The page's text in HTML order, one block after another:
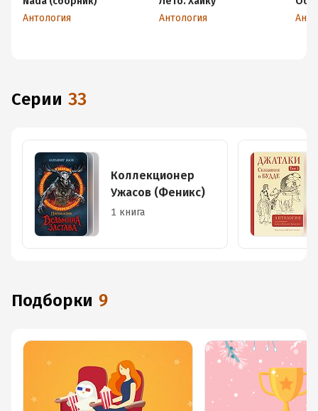
Антология
Антология
Серии 33
Коллекционер
Ужасов (Феникс)
1 книга
Подборки 9